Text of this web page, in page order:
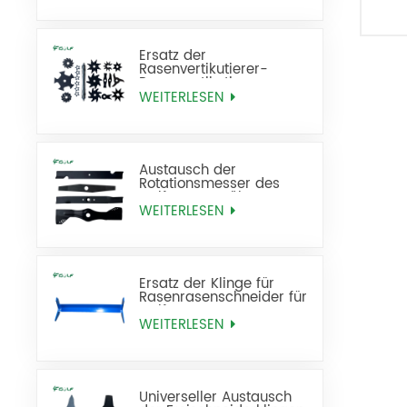
Ersatz der
Rasenvertikutierer-
Rasenvertikutierer-
Rasenfräse
WEITERLESEN
Austausch der
Rotationsmesser des
Golf-Rasenmähers
WEITERLESEN
Ersatz der Klinge für
Rasenrasenschneider für
Golfrasen
WEITERLESEN
Universeller Austausch